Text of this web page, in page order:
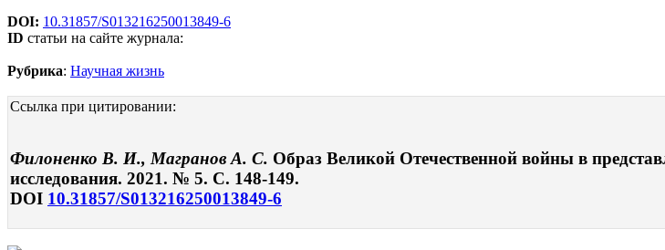
DOI: 10.31857/S013216250013849-6
ID статьи на сайте журнала:
Рубрика: Научная жизнь
Ссылка при цитировании:
Филоненко В. И., Магранов А. С. Образ Великой Отечественной войны в
исследования. 2021. № 5. С. 148-149.
DOI 10.31857/S013216250013849-6